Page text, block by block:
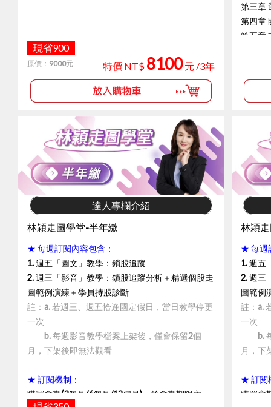
現省900
原價： 9000元 特價 NT$ 8100元 /3年
第三章
第四章
第五章
第八章
Part2
Part3
Part4
Part5
Part6
Part7
Part8
Part9
Part10
不論您
要技巧
當沖選
學會
學會
藏,朱
<購買
達人專欄介紹
林穎走圖學堂-半年繳
★ 每週訂閱內容包含：
1. 週五「圖文」教學：鎖股追蹤
2. 週三 「影音」教學：鎖股追蹤分析＋精選個股走
圖範例演練＋學員持股診斷
註：a. 若週三、週五恰逢國定假日，當日教學停更
一次
b. 每週影音教學檔案上架後，僅會保留2個
月，下架後即無法觀看
★ 訂閱機制：
購買會期(3個月/6個月/12個月)，於會期期限內，
林穎
★ 每週
1. 週五
2. 週三
圖範例
註：a.
一次
b. 每
月，下
★ 訂閱
購買會